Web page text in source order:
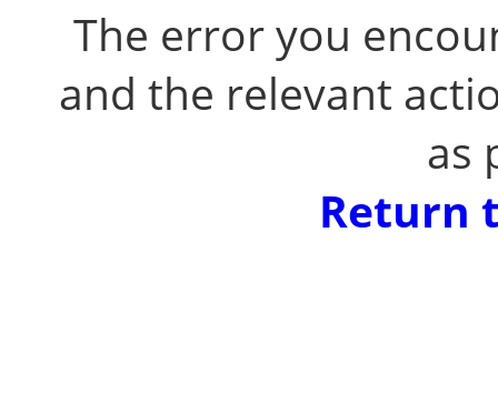
The error you
and the relevant
as
Return